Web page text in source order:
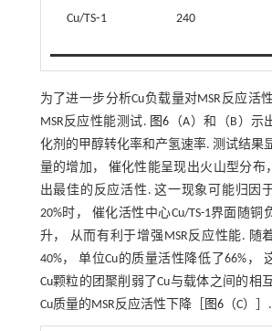
Cu/TS⁃1 240
为了进一步分析Cu负载量对MSR反应活
MSR反应性能测试. 图6 （A）和（B）
化剂的甲醇转化率和产氢速率. 测试结果
量的增加， 催化性能呈现出火山型分布
出最佳的反应活性. 这一现象可能归因
20%时， 催化活性中心Cu/TS-1界面随
升， 从而有利于增强MSR反应性能. 随
40%， 单位Cu的质量活性降低了66%，
Cu颗粒的团聚削弱了Cu与载体之间的相
Cu质量的MSR反应活性下降［
图6（C）］.